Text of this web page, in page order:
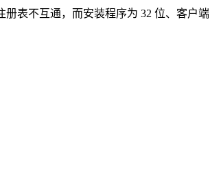
表不互通，而安装程序为 32 位、客户